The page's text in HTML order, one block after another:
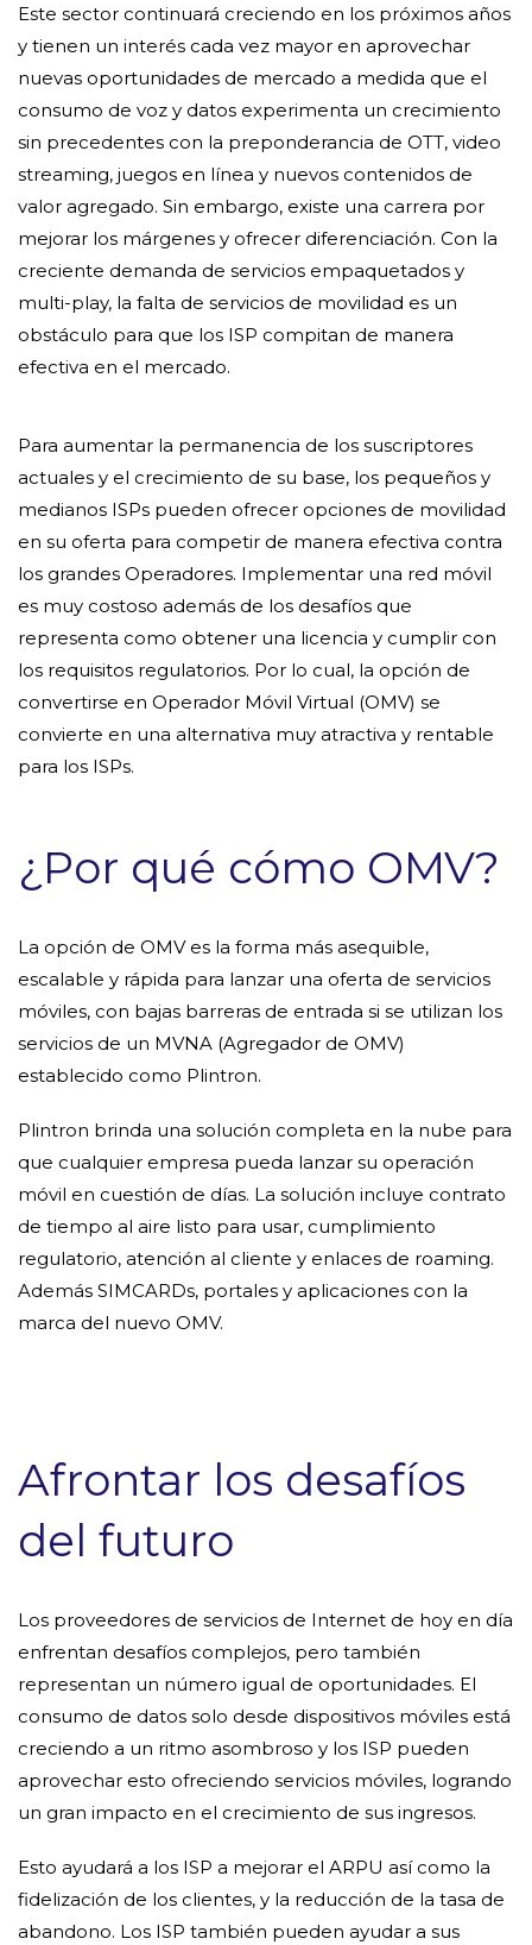
Este sector continuará creciendo en los próximos años
y tienen un interés cada vez mayor en aprovechar
nuevas oportunidades de mercado a medida que el
consumo de voz y datos experimenta un crecimiento
sin precedentes con la preponderancia de OTT, video
streaming, juegos en línea y nuevos contenidos de
valor agregado. Sin embargo, existe una carrera por
mejorar los márgenes y ofrecer diferenciación. Con la
creciente demanda de servicios empaquetados y
multi-play, la falta de servicios de movilidad es un
obstáculo para que los ISP compitan de manera
efectiva en el mercado.
Para aumentar la permanencia de los suscriptores
actuales y el crecimiento de su base, los pequeños y
medianos ISPs pueden ofrecer opciones de movilidad
en su oferta para competir de manera efectiva contra
los grandes Operadores. Implementar una red móvil
es muy costoso además de los desafíos que
representa como obtener una licencia y cumplir con
los requisitos regulatorios. Por lo cual, la opción de
convertirse en Operador Móvil Virtual (OMV) se
convierte en una alternativa muy atractiva y rentable
para los ISPs.
¿Por qué cómo OMV?
La opción de OMV es la forma más asequible,
escalable y rápida para lanzar una oferta de servicios
móviles, con bajas barreras de entrada si se utilizan los
servicios de un MVNA (Agregador de OMV)
establecido como Plintron.
Plintron brinda una solución completa en la nube para
que cualquier empresa pueda lanzar su operación
móvil en cuestión de días. La solución incluye contrato
de tiempo al aire listo para usar, cumplimiento
regulatorio, atención al cliente y enlaces de roaming.
Además SIMCARDs, portales y aplicaciones con la
marca del nuevo OMV.
Afrontar los desafíos
del futuro
Los proveedores de servicios de Internet de hoy en día
enfrentan desafíos complejos, pero también
representan un número igual de oportunidades. El
consumo de datos solo desde dispositivos móviles está
creciendo a un ritmo asombroso y los ISP pueden
aprovechar esto ofreciendo servicios móviles, logrando
un gran impacto en el crecimiento de sus ingresos.
Esto ayudará a los ISP a mejorar el ARPU así como la
fidelización de los clientes, y la reducción de la tasa de
abandono. Los ISP también pueden ayudar a sus